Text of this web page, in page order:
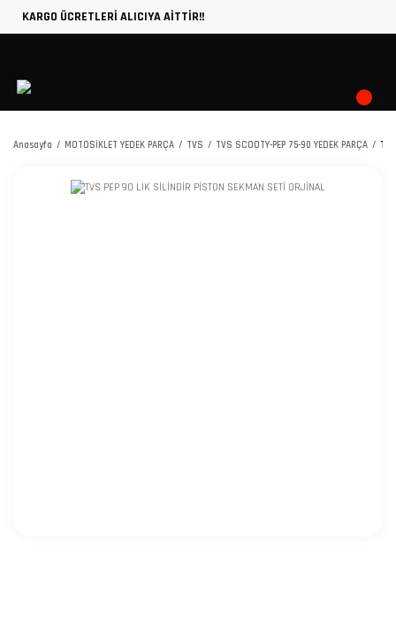
KARGO ÜCRETLERİ ALICIYA AİTTİR!!
Anasayfa MOTOSİKLET YEDEK PARÇA TVS TVS SCOOTY-PEP 75-90 YEDEK PARÇA